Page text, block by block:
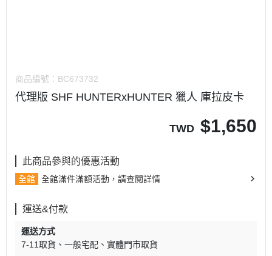
商品編號： BC673732
代理版 SHF HUNTERxHUNTER 獵人 庫拉皮卡
TWD $1,650
此商品參與的優惠活動
全館 全館滿件滿額活動，請查閱詳情
運送&付款
運送方式
7-11取貨
一般宅配
實體門市取貨